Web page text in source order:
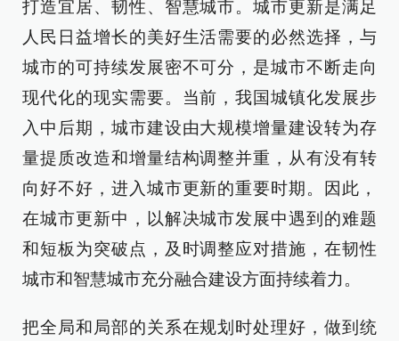
打造宜居、韧性、智慧城市。城市更新是满足
人民日益增长的美好生活需要的必然选择，与
城市的可持续发展密不可分，是城市不断走向
现代化的现实需要。当前，我国城镇化发展步
入中后期，城市建设由大规模增量建设转为存
量提质改造和增量结构调整并重，从有没有转
向好不好，进入城市更新的重要时期。因此，
在城市更新中，以解决城市发展中遇到的难题
和短板为突破点，及时调整应对措施，在韧性
城市和智慧城市充分融合建设方面持续着力。
把全局和局部的关系在规划时处理好，做到统